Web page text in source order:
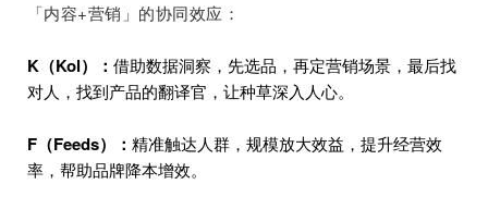
「内容+营销」的协同效应：
K（Kol）： 借助数据洞察，先选品，再定营销场景，最后找
对人，找到产品的翻译官，让种草深入人心。
F（Feeds）： 精准触达人群，规模放大效益，提升经营效
率，帮助品牌降本增效。